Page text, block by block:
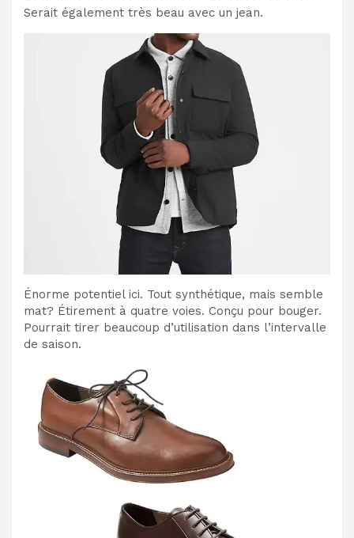
Serait également très beau avec un jean.
Énorme potentiel ici. Tout synthétique, mais semble
mat? Étirement à quatre voies. Conçu pour bouger.
Pourrait tirer beaucoup d’utilisation dans l’intervalle
de saison.